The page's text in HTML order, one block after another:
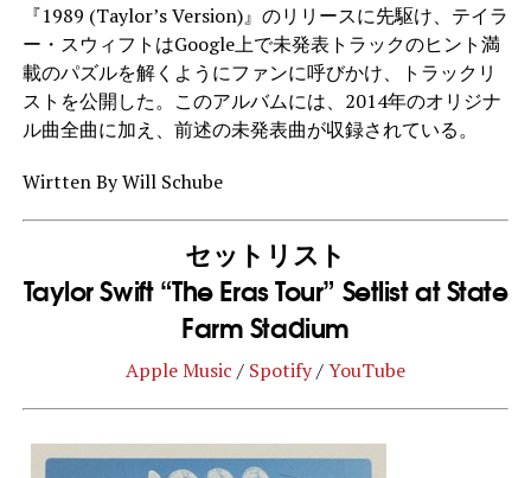
『1989 (Taylor’s Version)』のリリースに先駆け、テイラ
ー・スウィフトはGoogle上で未発表トラックのヒント満
載のパズルを解くようにファンに呼びかけ、トラックリ
ストを公開した。このアルバムには、2014年のオリジナ
ル曲全曲に加え、前述の未発表曲が収録されている。
Wirtten By Will Schube
セットリスト
Taylor Swift “The Eras Tour” Setlist at State
Farm Stadium
Apple Music / Spotify/YouTube